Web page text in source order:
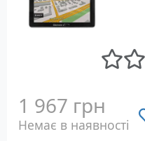
1 967 грн
Немає в наявності